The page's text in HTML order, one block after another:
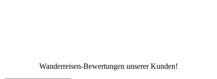
Wanderreisen-Bewertungen unserer Kunden!